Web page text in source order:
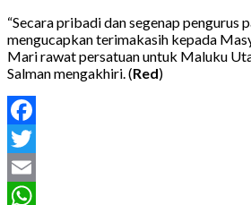
“Secara pribadi dan segenap pengurus
mengucapkan terimakasih kepada
Mari rawat persatuan untuk Maluku
Salman mengakhiri. (Red)
Facebook
Twitter
Email